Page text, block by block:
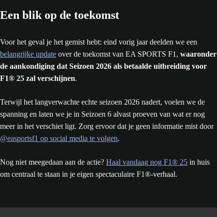
Een blik op de toekomst
Voor het geval je het gemist hebt: eind vorig jaar deelden we een
belangrijke update over de toekomst van EA SPORTS F1, waaronder
de aankondiging dat Seizoen 2026 als betaalde uitbreiding voor
F1® 25 zal verschijnen.
Terwijl het langverwachte echte seizoen 2026 nadert, voelen we de
spanning en laten we je in Seizoen 6 alvast proeven van wat er nog
meer in het verschiet ligt. Zorg ervoor dat je geen informatie mist door
@easportsf1 op social media te volgen.
Nog niet meegedaan aan de actie? Haal vandaag nog F1® 25 in huis
om centraal te staan in je eigen spectaculaire F1®-verhaal.